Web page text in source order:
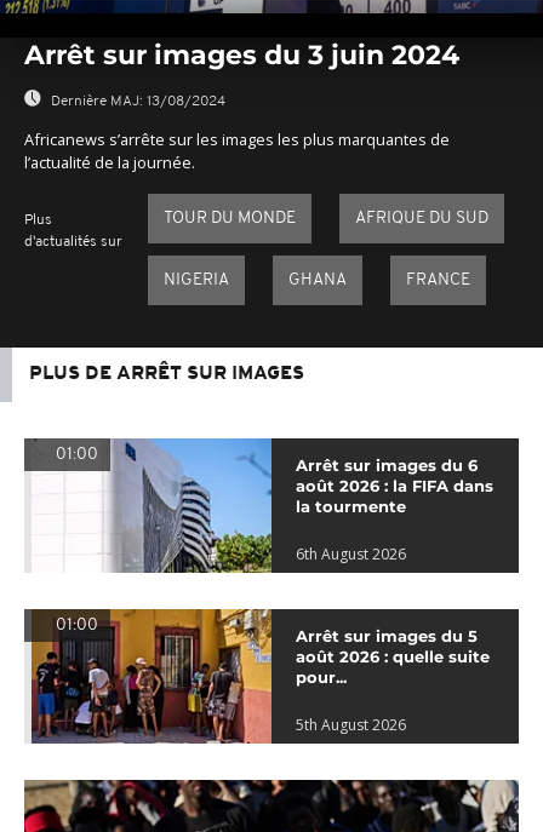
seconds
seconds
Arrêt sur images du 3 juin 2024
Dernière MAJ: 13/08/2024
Africanews s’arrête sur les images les plus marquantes de
l’actualité de la journée.
Plus
d'actualités sur
TOUR DU MONDE AFRIQUE DU SUD
NIGERIA GHANA FRANCE
PLUS DE ARRÊT SUR IMAGES
01:00
Arrêt sur images du 6
août 2026 : la FIFA dans
la tourmente
6th August 2026
01:00
Arrêt sur images du 5
août 2026 : quelle suite
pour...
5th August 2026